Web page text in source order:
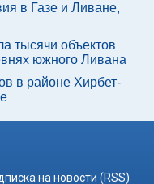
в Газе и Ливане,
тысячи объектов
южного Ливана
в районе Хирбет-
на новости (RSS)